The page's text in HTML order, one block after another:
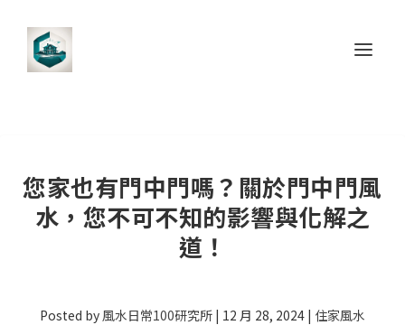
您家也有門中門嗎？關於門中門風
水，您不可不知的影響與化解之
道！
Posted by風水日常100研究所 | 12 月 28, 2024 | 住家風水